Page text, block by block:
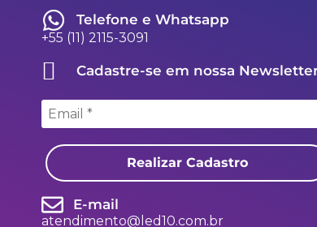
Telefone e Whatsapp
+55 (11) 2115-3091
Cadastre-se em nossa
Realizar Cadastro
E-mail
atendimento@led10.com.br